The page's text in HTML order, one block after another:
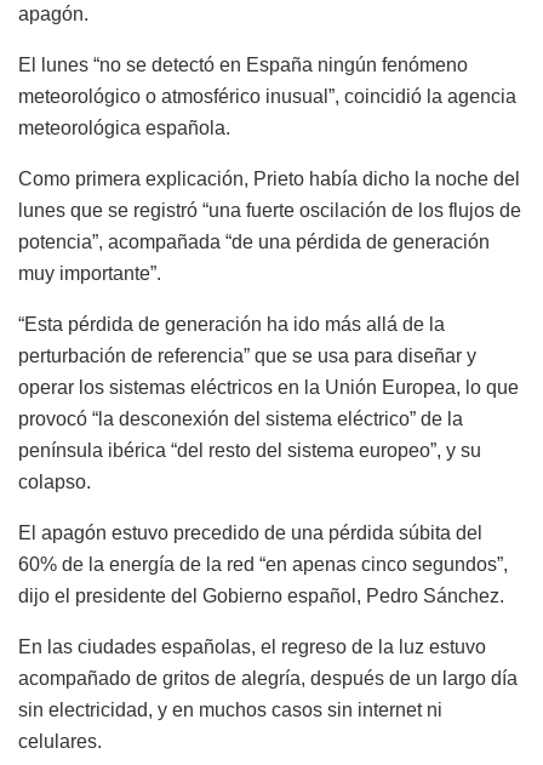
apagón.
El lunes “no se detectó en España ningún fenómeno
meteorológico o atmosférico inusual”, coincidió la agencia
meteorológica española.
Como primera explicación, Prieto había dicho la noche del
lunes que se registró “una fuerte oscilación de los flujos de
potencia”, acompañada “de una pérdida de generación
muy importante”.
“Esta pérdida de generación ha ido más allá de la
perturbación de referencia” que se usa para diseñar y
operar los sistemas eléctricos en la Unión Europea, lo que
provocó “la desconexión del sistema eléctrico” de la
península ibérica “del resto del sistema europeo”, y su
colapso.
El apagón estuvo precedido de una pérdida súbita del
60% de la energía de la red “en apenas cinco segundos”,
dijo el presidente del Gobierno español, Pedro Sánchez.
En las ciudades españolas, el regreso de la luz estuvo
acompañado de gritos de alegría, después de un largo día
sin electricidad, y en muchos casos sin internet ni
celulares.